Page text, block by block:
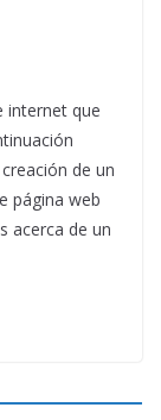
internet que
de un
página web
acerca de un